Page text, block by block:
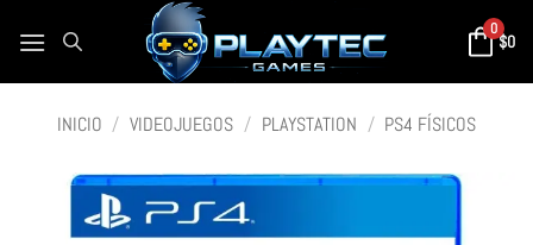
0
$0
INICIO / VIDEOJUEGOS / PLAYSTATION / PS4 FÍSICOS